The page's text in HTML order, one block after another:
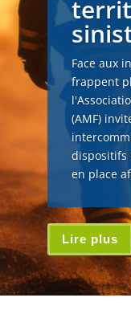
Face aux
frappent
(AMF)
dispositifs
en place
Lire plus